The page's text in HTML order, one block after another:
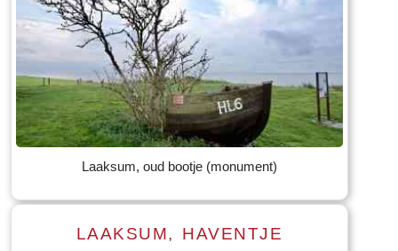
Lees meer
Tekst: © Foto: © Bernard Veerman
Laaksum, oud bootje (monument)
LAAKSUM, HAVENTJE